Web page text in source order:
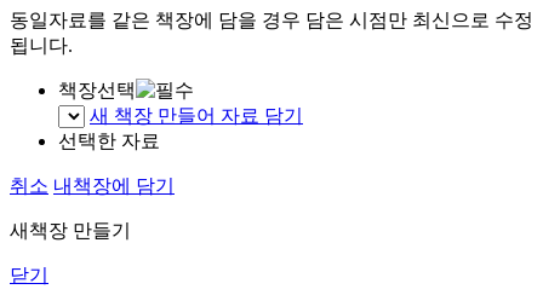
동일자료를 같은 책장에 담을 경우 담은 시점만 최신으로 수정
됩니다.
책장선택
새 책장 만들어 자료 담기
선택한 자료
취소 내책장에 담기
새책장 만들기
닫기